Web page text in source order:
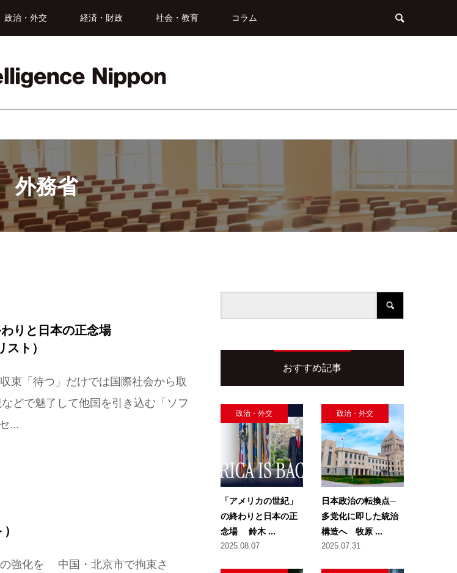
政治・外交 経済・財政 社会・教育 コラム
外務省
りと日本の正念場
ト）
束「待つ」だけでは国際社会から取
どで魅了して他国を引き込む「ソフ
...
強化を 中国・北京市で拘束さ
おすすめ記事
政治・外交
「アメリカの世紀」
の終わりと日本の正
念場 鈴木 ...
2025.08.07
政治・外交
日本政治の転換点─
多党化に即した統治
構造へ 牧原 ...
2025.07.31